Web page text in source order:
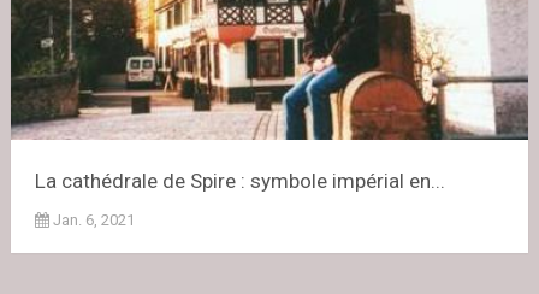
La cathédrale de Spire : symbole impérial en...
Jan. 6, 2021